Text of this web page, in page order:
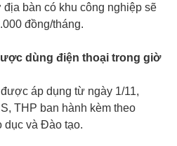
bàn có khu công nghiệp sẽ
đồng/tháng.
dùng điện thoại trong giờ
áp dụng từ ngày 1/11,
THP ban hành kèm theo
dục và Đào tạo.